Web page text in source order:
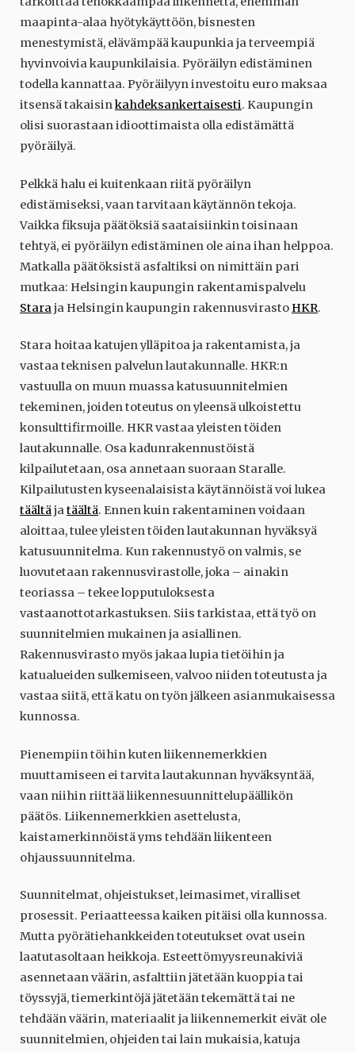
maapinta-alaa hyötykäyttöön, bisnesten
menestymistä, elävämpää kaupunkia ja terveempiä
hyvinvoivia kaupunkilaisia. Pyöräilyn edistäminen
todella kannattaa. Pyöräilyyn investoitu euro maksaa
itsensä takaisinkahdeksankertaisesti. Kaupungin
olisi suorastaan idioottimaista olla edistämättä
pyöräilyä.
Pelkkä halu ei kuitenkaan riitä pyöräilyn
edistämiseksi, vaan tarvitaan käytännön tekoja.
Vaikka fiksuja päätöksiä saataisiinkin toisinaan
tehtyä, ei pyöräilyn edistäminen ole aina ihan helppoa.
Matkalla päätöksistä asfaltiksi on nimittäin pari
mutkaa: Helsingin kaupungin rakentamispalvelu
Staraja Helsingin kaupungin rakennusvirastoHKR.
Stara hoitaa katujen ylläpitoa ja rakentamista, ja
vastaa teknisen palvelun lautakunnalle. HKR:n
vastuulla on muun muassa katusuunnitelmien
tekeminen, joiden toteutus on yleensä ulkoistettu
konsulttifirmoille. HKR vastaa yleisten töiden
lautakunnalle. Osa kadunrakennustöistä
kilpailutetaan, osa annetaan suoraan Staralle.
Kilpailutusten kyseenalaisista käytännöistä voi lukea
täältäjatäältä. Ennen kuin rakentaminen voidaan
aloittaa, tulee yleisten töiden lautakunnan hyväksyä
katusuunnitelma. Kun rakennustyö on valmis, se
luovutetaan rakennusvirastolle, joka – ainakin
teoriassa – tekee lopputuloksesta
vastaanottotarkastuksen. Siis tarkistaa, että työ on
suunnitelmien mukainen ja asiallinen.
Rakennusvirasto myös jakaa lupia tietöihin ja
katualueiden sulkemiseen, valvoo niiden toteutusta ja
vastaa siitä, että katu on työn jälkeen asianmukaisessa
kunnossa.
Pienempiin töihin kuten liikennemerkkien
muuttamiseen ei tarvita lautakunnan hyväksyntää,
vaan niihin riittää liikennesuunnittelupäällikön
päätös. Liikennemerkkien asettelusta,
kaistamerkinnöistä yms tehdään liikenteen
ohjaussuunnitelma.
Suunnitelmat, ohjeistukset, leimasimet, viralliset
prosessit. Periaatteessa kaiken pitäisi olla kunnossa.
Mutta pyörätiehankkeiden toteutukset ovat usein
laatutasoltaan heikkoja. Esteettömyysreunakiviä
asennetaan väärin, asfalttiin jätetään kuoppia tai
töyssyjä, tiemerkintöjä jätetään tekemättä tai ne
tehdään väärin, materiaalit ja liikennemerkit eivät ole
suunnitelmien, ohjeiden tai lain mukaisia, katuja